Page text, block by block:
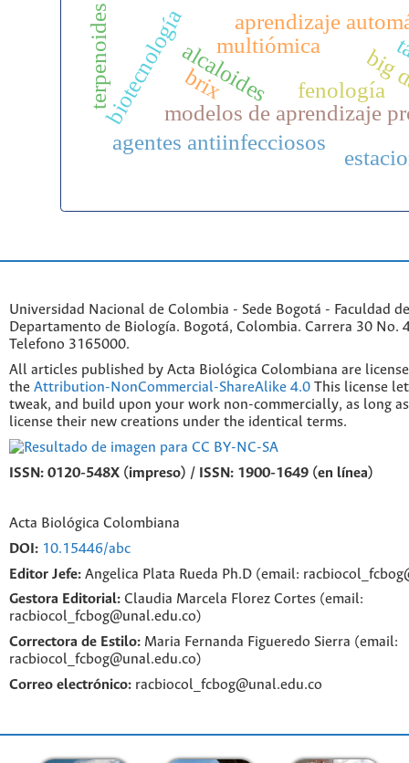
aprendizaje
big
modelos de aprendizaje
multiómica
alcaloides
biotecnología
terpenoides
agentes antiinfecciosos
fenología
brix
Universidad Nacional de Colombia - Sede Bogotá - Faculdad
Departamento de Biología. Bogotá, Colombia. Carrera 30 No.
Telefono 3165000.
All articles published by Acta Biológica Colombiana are
the Attribution-NonCommercial-ShareAlike 4.0 This license
tweak, and build upon your work non-commercially, as long
license their new creations under the identical terms.
ISSN: 0120-548X (impreso) / ISSN: 1900-1649 (en línea)
Acta Biológica Colombiana
DOI: 10.15446/abc
Editor Jefe: Angelica Plata Rueda Ph.D (email:
Gestora Editorial: Claudia Marcela Florez Cortes (email:
racbiocol_fcbog@unal.edu.co)
Correctora de Estilo: Maria Fernanda Figueredo Sierra (email:
racbiocol_fcbog@unal.edu.co)
Correo electrónico: racbiocol_fcbog@unal.edu.co